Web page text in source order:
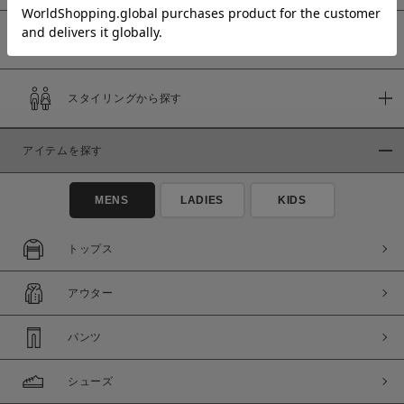
商品タイプ
通常商品
セール価格
在庫
在庫あり
予約商品
スタイリングから探す
アイテムを探す
MENS LADIES KIDS
トップス
アウター
パンツ
シューズ